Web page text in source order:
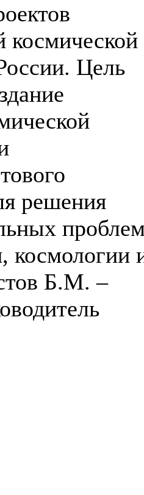
космической
Цель
решения
космологии
Б.М. –